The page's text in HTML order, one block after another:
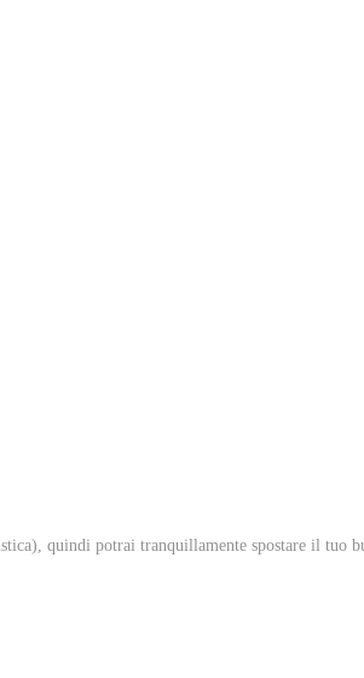
quindi potrai tranquillamente spostare il tuo